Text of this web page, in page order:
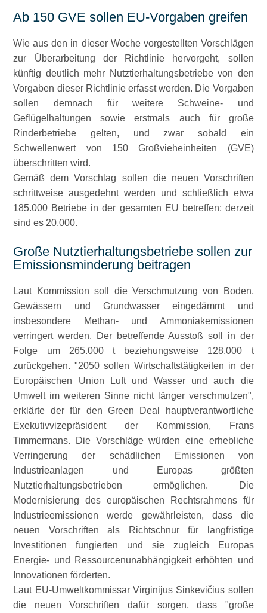
Ab 150 GVE sollen EU-Vorgaben greifen
Wie aus den in dieser Woche vorgestellten Vorschlägen
zur Überarbeitung der Richtlinie hervorgeht, sollen
künftig deutlich mehr Nutztierhaltungsbetriebe von den
Vorgaben dieser Richtlinie erfasst werden. Die Vorgaben
sollen demnach für weitere Schweine- und
Geflügelhaltungen sowie erstmals auch für große
Rinderbetriebe gelten, und zwar sobald ein
Schwellenwert von 150 Großvieheinheiten (GVE)
überschritten wird.
Gemäß dem Vorschlag sollen die neuen Vorschriften
schrittweise ausgedehnt werden und schließlich etwa
185.000 Betriebe in der gesamten EU betreffen; derzeit
sind es 20.000.
Große Nutztierhaltungsbetriebe sollen zur
Emissionsminderung beitragen
Laut Kommission soll die Verschmutzung von Boden,
Gewässern und Grundwasser eingedämmt und
insbesondere Methan- und Ammoniakemissionen
verringert werden. Der betreffende Ausstoß soll in der
Folge um 265.000 t beziehungsweise 128.000 t
zurückgehen. 2050 sollen Wirtschaftstätigkeiten in der
Europäischen Union Luft und Wasser und auch die
Umwelt im weiteren Sinne nicht länger verschmutzen ,
erklärte der für den Green Deal hauptverantwortliche
Exekutivvizepräsident der Kommission, Frans
Timmermans. Die Vorschläge würden eine erhebliche
Verringerung der schädlichen Emissionen von
Industrieanlagen und Europas größten
Nutztierhaltungsbetrieben ermöglichen. Die
Modernisierung des europäischen Rechtsrahmens für
Industrieemissionen werde gewährleisten, dass die
neuen Vorschriften als Richtschnur für langfristige
Investitionen fungierten und sie zugleich Europas
Energie- und Ressourcenunabhängigkeit erhöhten und
Innovationen förderten.
Laut EU-Umweltkommissar Virginijus Sinkevičius sollen
die neuen Vorschriften dafür sorgen, dass
große